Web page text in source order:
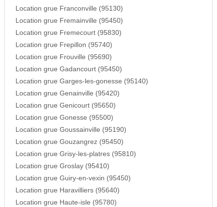
Location grue Franconville (95130)
Location grue Fremainville (95450)
Location grue Fremecourt (95830)
Location grue Frepillon (95740)
Location grue Frouville (95690)
Location grue Gadancourt (95450)
Location grue Garges-les-gonesse (95140)
Location grue Genainville (95420)
Location grue Genicourt (95650)
Location grue Gonesse (95500)
Location grue Goussainville (95190)
Location grue Gouzangrez (95450)
Location grue Grisy-les-platres (95810)
Location grue Groslay (95410)
Location grue Guiry-en-vexin (95450)
Location grue Haravilliers (95640)
Location grue Haute-isle (95780)